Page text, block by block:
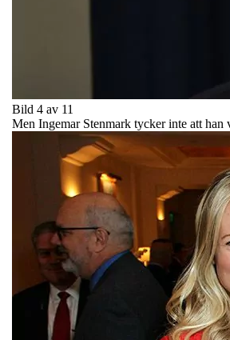
Bild 4 av 11
Men Ingemar Stenmark tycker inte att han